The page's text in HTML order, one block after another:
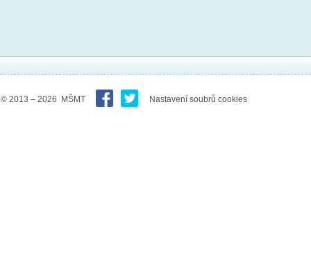
© 2013 – 2026 MŠMT Nastavení soubrů cookies